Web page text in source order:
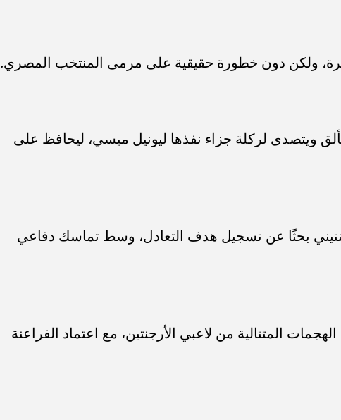
ولكن دون خطورة حقيقية على مرمى المنتخب المصري.
لركلة جزاء نفذها ليونيل ميسي، ليحافظ على
بحثًا عن تسجيل هدف التعادل، وسط تماسك دفاعي
المتتالية من لاعبي الأرجنتين، مع اعتماد الفراعنة